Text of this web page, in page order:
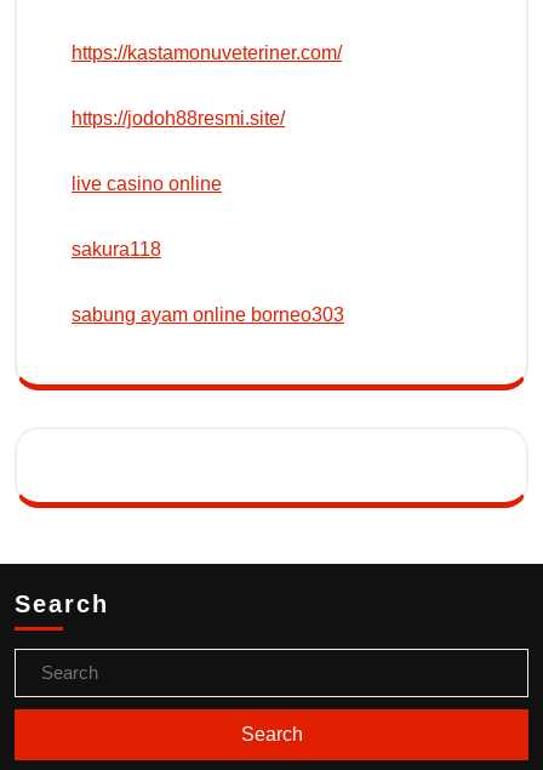
https://kastamonuveteriner.com/
https://jodoh88resmi.site/
live casino online
sakura118
sabung ayam online borneo303
Search